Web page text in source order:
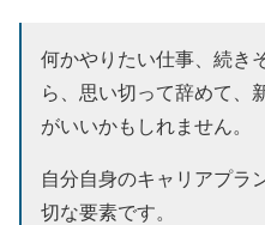
何かやりたい仕事、続き
ら、思い切って辞めて、
がいいかもしれません。
自分自身のキャリアプラ
切な要素です。